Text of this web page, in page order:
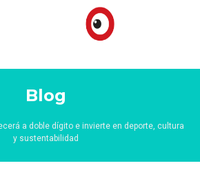
Blog
a doble dígito e invierte en deporte, cultura
y sustentabilidad